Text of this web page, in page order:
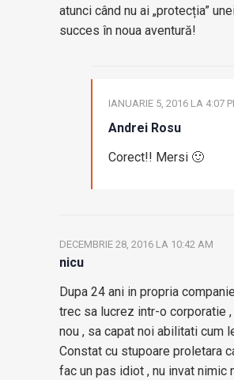
atunci când nu ai „protecția”
succes în noua aventură!
Andrei Rosu
IANUARIE 5, 2016 LA 4:07
Corect!! Mersi 🙂
nicu
DECEMBRIE 28, 2016 LA 10:42 AM
Dupa 24 ani in propria
trec sa lucrez intr-o corporatie
nou , sa capat noi abilitati cum
Constat cu stupoare proletara
fac un pas idiot , nu invat nimic